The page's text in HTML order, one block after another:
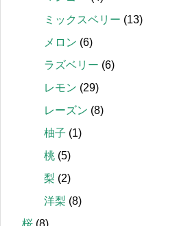
ミックスベリー (13)
メロン (6)
ラズベリー (6)
レモン (29)
レーズン (8)
柚子 (1)
桃 (5)
梨 (2)
洋梨 (8)
桜 (8)